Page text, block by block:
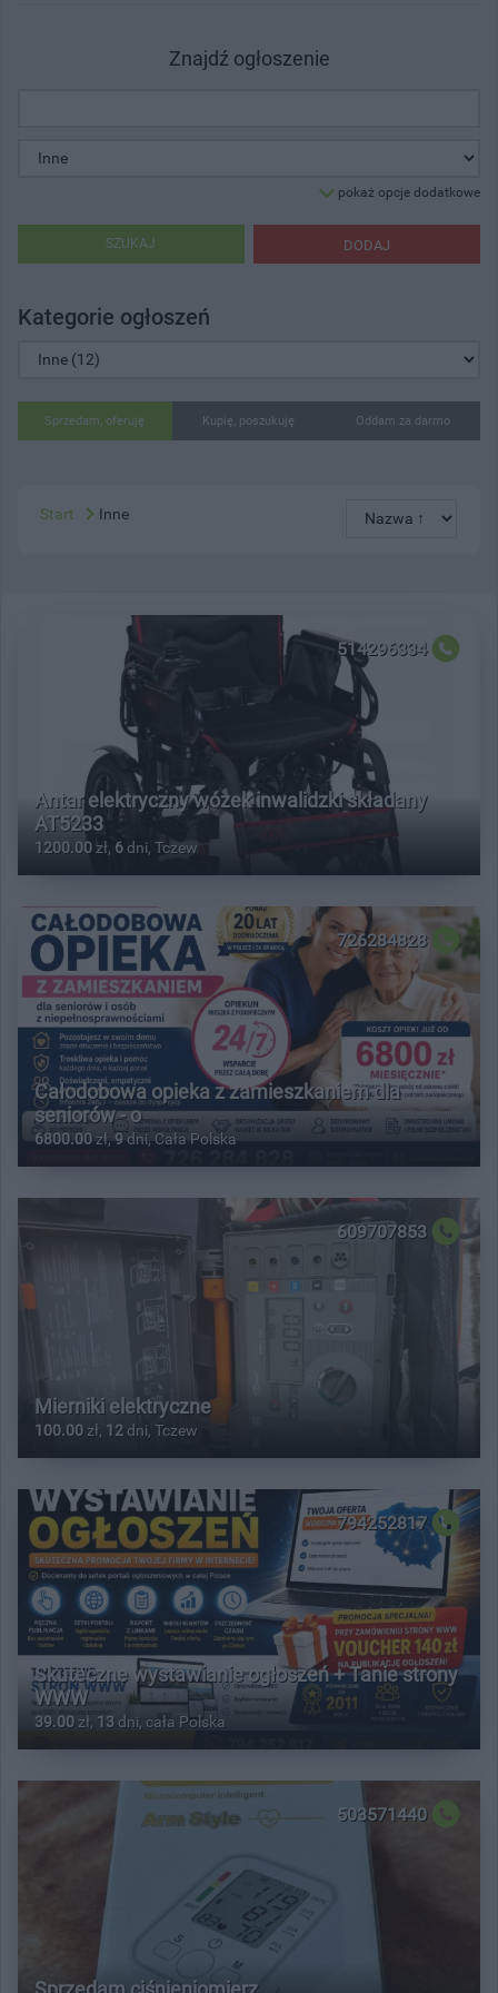
Znajdź ogłoszenie
pokaż opcje dodatkowe
DODAJ
SZUKAJ
Kategorie ogłoszeń
Sprzedam, oferuję Kupię, poszukuję Oddam za darmo
Start Inne
514296334
Antar elektryczny wózek inwalidzki składany
AT5233
1200.00zł, 6 dni, Tczew
726284828
Całodobowa opieka z zamieszkaniem dla
seniorów - o
6800.00zł,9dni, Cała Polska
609707853
Mierniki elektryczne
100.00 zł, 12 dni, Tczew
794252817
Skuteczne wystawianie ogłoszeń + Tanie strony
WWW
39.00 zł, 13 dni, cała Polska
503571440